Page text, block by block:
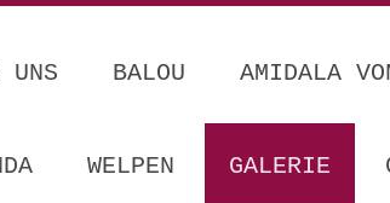
UNS BALOU AMIDALA
WELPEN GALERIE